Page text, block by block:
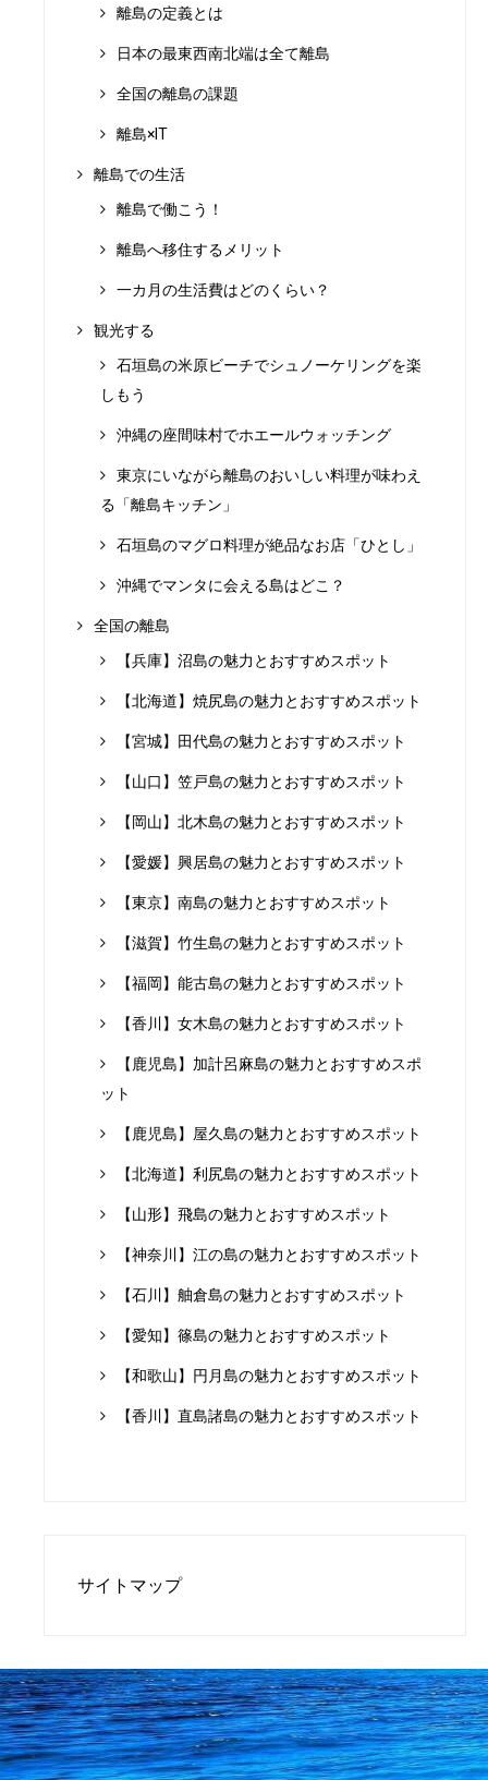
離島の定義とは
日本の最東西南北端は全て離島
全国の離島の課題
離島×IT
離島での生活
離島で働こう！
離島へ移住するメリット
一カ月の生活費はどのくらい？
観光する
石垣島の米原ビーチでシュノーケリングを楽
しもう
沖縄の座間味村でホエールウォッチング
東京にいながら離島のおいしい料理が味わえ
る「離島キッチン」
石垣島のマグロ料理が絶品なお店「ひとし」
沖縄でマンタに会える島はどこ？
全国の離島
【兵庫】沼島の魅力とおすすめスポット
【北海道】焼尻島の魅力とおすすめスポット
【宮城】田代島の魅力とおすすめスポット
【山口】笠戸島の魅力とおすすめスポット
【岡山】北木島の魅力とおすすめスポット
【愛媛】興居島の魅力とおすすめスポット
【東京】南島の魅力とおすすめスポット
【滋賀】竹生島の魅力とおすすめスポット
【福岡】能古島の魅力とおすすめスポット
【香川】女木島の魅力とおすすめスポット
【鹿児島】加計呂麻島の魅力とおすすめスポ
ット
【鹿児島】屋久島の魅力とおすすめスポット
【北海道】利尻島の魅力とおすすめスポット
【山形】飛島の魅力とおすすめスポット
【神奈川】江の島の魅力とおすすめスポット
【石川】舳倉島の魅力とおすすめスポット
【愛知】篠島の魅力とおすすめスポット
【和歌山】円月島の魅力とおすすめスポット
【香川】直島諸島の魅力とおすすめスポット
サイトマップ